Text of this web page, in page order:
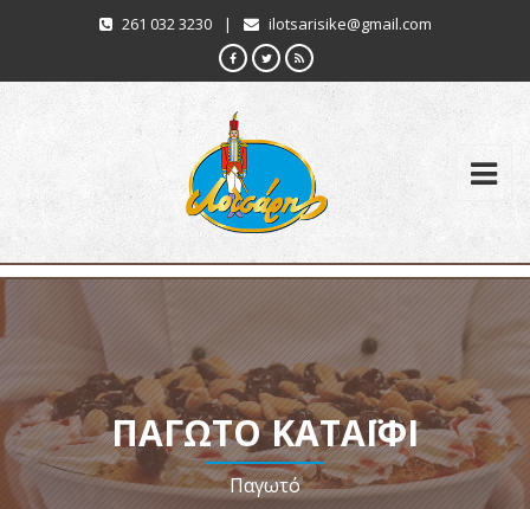
261 032 3230 | ilotsarisike@gmail.com
ΠΑΓΩΤΌ ΚΑΤΑΪ́ΦΙ
Παγωτό